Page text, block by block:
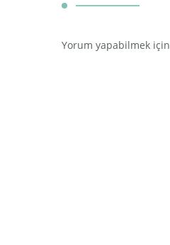
Yorum yapabilmek için